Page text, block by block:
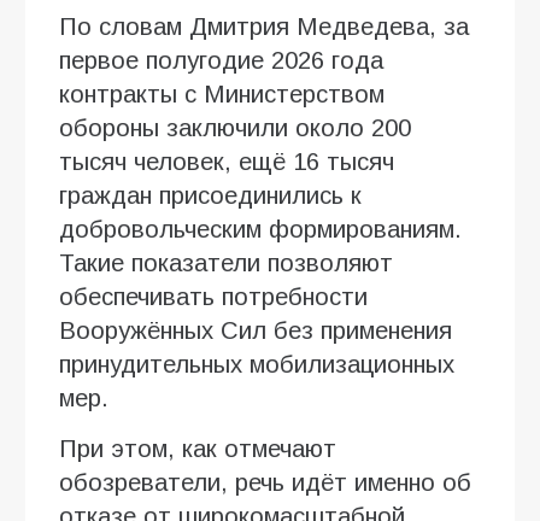
По словам Дмитрия Медведева, за
первое полугодие 2026 года
контракты с Министерством
обороны заключили около 200
тысяч человек, ещё 16 тысяч
граждан присоединились к
добровольческим формированиям.
Такие показатели позволяют
обеспечивать потребности
Вооружённых Сил без применения
принудительных мобилизационных
мер.
При этом, как отмечают
обозреватели, речь идёт именно об